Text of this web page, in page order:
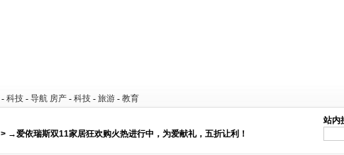
- 科技 - 导航 房产 - 科技 - 旅游 - 教育
> →爱依瑞斯双11家居狂欢购火热进行中，为爱献礼，五折让利！
站内